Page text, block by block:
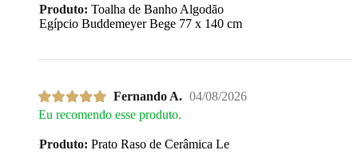
Produto: Toalha de Banho Algodão
Egípcio Buddemeyer Bege 77 x 140 cm
Fernando A. 04/08/2026
Eu recomendo esse produto.
Produto: Prato Raso de Cerâmica Le